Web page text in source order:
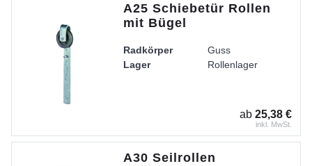
A25 Schiebetür Rollen
mit Bügel
Radkörper
Guss
Lager
Rollenlager
ab 25,38 €
inkl. MwSt.
A30 Seilrollen